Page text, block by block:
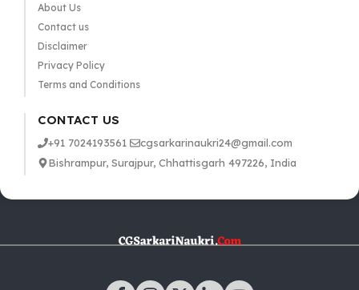
About Us
Contact us
Disclaimer
Privacy Policy
Terms and Conditions
CONTACT US
+91 7024193561
cgsarkarinaukri24@gmail.com
Bishrampur, Surajpur, Chhattisgarh 497226, India